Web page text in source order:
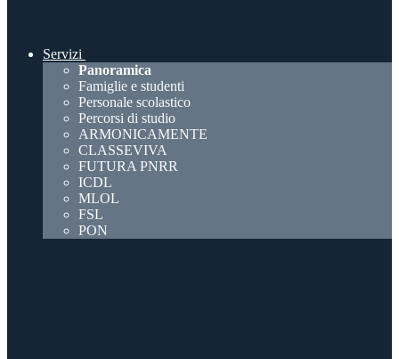
Servizi
Panoramica
Famiglie e studenti
Personale scolastico
Percorsi di studio
ARMONICAMENTE
CLASSEVIVA
FUTURA PNRR
ICDL
MLOL
FSL
PON